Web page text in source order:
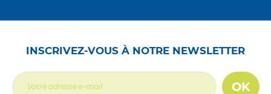
INSCRIVEZ-VOUS À NOTRE NEWSLETTER
OK